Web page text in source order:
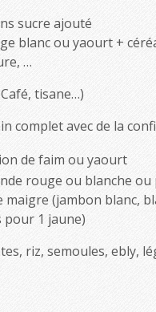
sucre ajouté
blanc ou yaourt +
…
tisane…)
complet avec de la
de faim ou yaourt
rouge ou blanche
maigre (jambon blanc,
1 jaune)
riz, semoules, ebly,